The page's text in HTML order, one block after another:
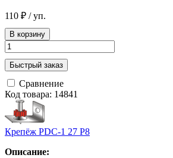
110 ₽ / уп.
В корзину
Быстрый заказ
Сравнение
Код товара: 14841
Крепёж PDC-1 27 Р8
Описание: